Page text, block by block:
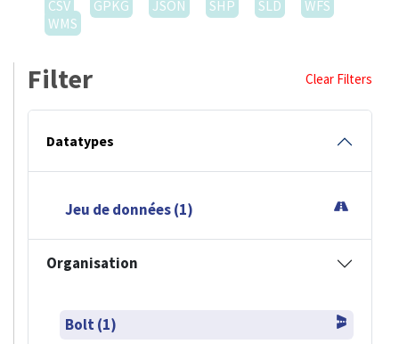
CSV
GPKG JSON SHP SLD
WFS
WMS
Filter Clear Filters
Datatypes
Jeu de données (1)
Organisation
Bolt (1)